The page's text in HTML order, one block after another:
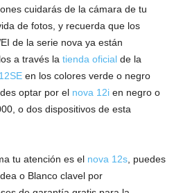
cuidarás de la cámara de tu
de fotos, y recuerda que los
de la serie nova ya están
a través la tienda oficial de la
en los colores verde o negro
optar por el nova 12i en negro o
o dos dispositivos de esta
tu atención es el nova 12s , puedes
o Blanco clavel por